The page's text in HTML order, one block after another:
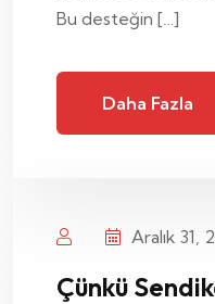
Bu desteğin […]
Daha Fazla
Aralık 31,
Çünkü